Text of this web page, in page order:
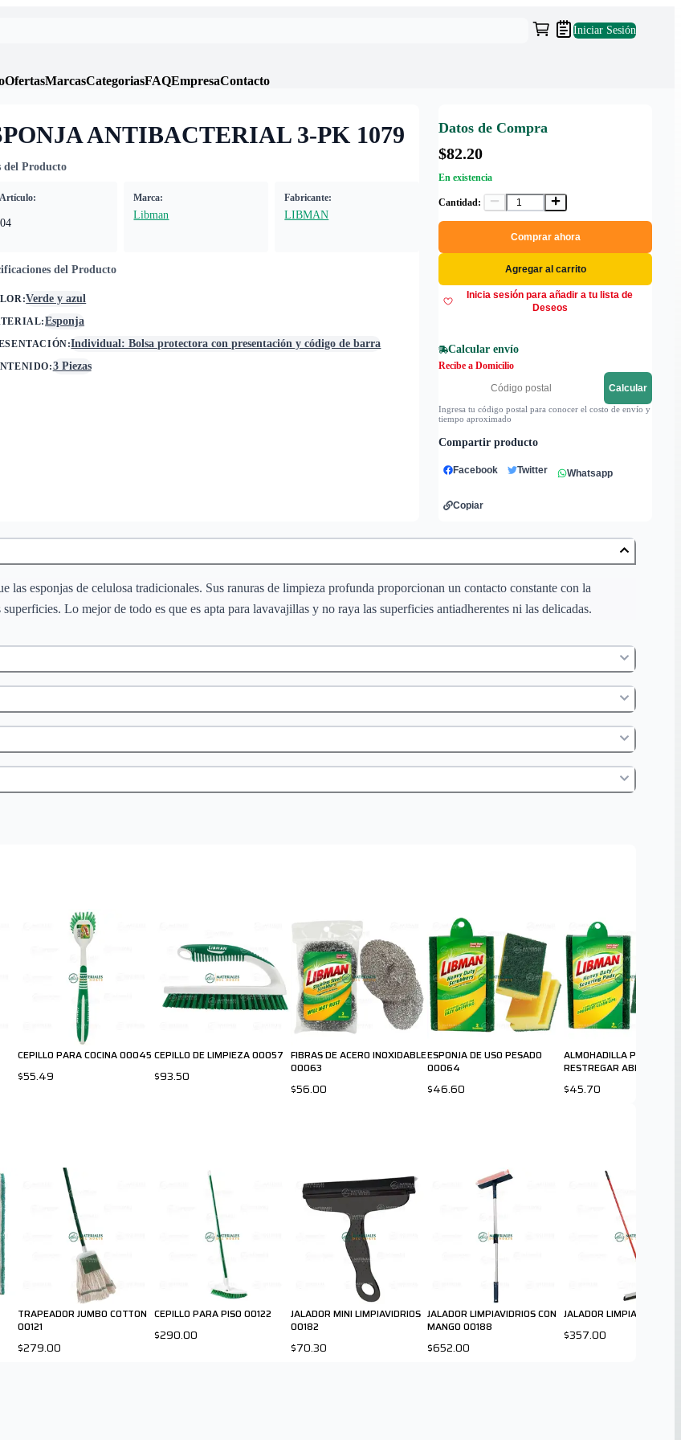
Iniciar Sesión
OfertasMarcasCategoriasFAQEmpresaContacto
ANTIBACTERIAL 3-PK 1079
del Producto
Marca:
Libman
Fabricante:
LIBMAN
del Producto
:Verde y azul
:Esponja
:Individual: Bolsa protectora con presentación y código de barra
:3 Piezas
Datos de Compra
$82.20
En existencia
Cantidad:
Comprar ahora
Agregar al carrito
Inicia sesión para añadir a tu lista de
Deseos
Calcular envío
Recibe a Domicilio
Calcular
Ingresa tu código postal para conocer el costo de envío y
tiempo aproximado
Compartir producto
Facebook Twitter Whatsapp
Copiar
las esponjas de celulosa tradicionales. Sus ranuras de limpieza profunda proporcionan un contacto constante con la
Lo mejor de todo es que es apta para lavavajillas y no raya las superficies antiadherentes ni las delicadas.
CEPILLO PARA COCINA 00045
$55.49
CEPILLO DE LIMPIEZA 00057
$93.50
FIBRAS DE ACERO INOXIDABLE
00063
$56.00
ESPONJA DE USO PESADO
00064
$46.60
ALMOHADILLA PARA
RESTREGAR ABRASIVA
$45.70
TRAPEADOR JUMBO COTTON
00121
$279.00
CEPILLO PARA PISO 00122
$290.00
JALADOR MINI LIMPIAVIDRIOS
00182
$70.30
JALADOR LIMPIAVIDRIOS CON
MANGO 00188
$652.00
JALADOR LIMPIA PISOS
$357.00